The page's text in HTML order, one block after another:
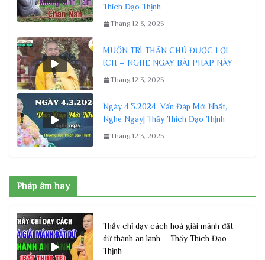
Thích Đạo Thịnh
Tháng 12 3, 2025
MUỐN TRÌ THẦN CHÚ ĐƯỢC LỢI
ÍCH – NGHE NGAY BÀI PHÁP NÀY
Tháng 12 3, 2025
Ngày 4.3.2024. Vấn Đáp Mới Nhất,
Nghe Ngay| Thầy Thích Đạo Thịnh
Tháng 12 3, 2025
Pháp âm hay
Thầy chỉ dạy cách hoá giải mảnh đất
dữ thành an lành – Thầy Thích Đạo
Thịnh